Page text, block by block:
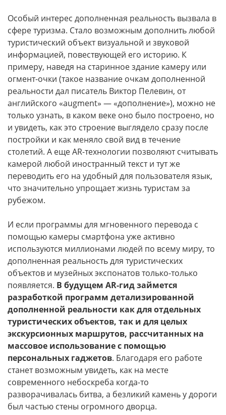
Особый интерес дополненная реальность вызвала в
сфере туризма. Стало возможным дополнить любой
туристический объект визуальной и звуковой
информацией, повествующей его историю. К
примеру, наведя на старинное здание камеру или
огмент-очки (такое название очкам дополненной
реальности дал писатель Виктор Пелевин, от
английского «augment» — «дополнение»), можно не
только узнать, в каком веке оно было построено, но
и увидеть, как это строение выглядело сразу после
постройки и как меняло свой вид в течение
столетий. А ещеAR-технологии позволяют считывать
камерой любой иностранный текст и тут же
переводить его на удобный для пользователя язык,
что значительно упрощает жизнь туристам за
рубежом.
И если программы для мгновенного перевода с
помощью камеры смартфона уже активно
используются миллионами людей по всему миру, то
дополненная реальность для туристических
объектов и музейных экспонатов только-только
появляется. В будущем AR-гид займется
разработкой программ детализированной
дополненной реальности как для отдельных
туристических объектов, так и для целых
экскурсионных маршрутов, рассчитанных на
массовое использование с помощью
персональных гаджетов. Благодаря его работе
станет возможным увидеть, как на месте
современного небоскреба когда-то
разворачивалась битва, а безликий камень у дороги
был частью стены огромного дворца.